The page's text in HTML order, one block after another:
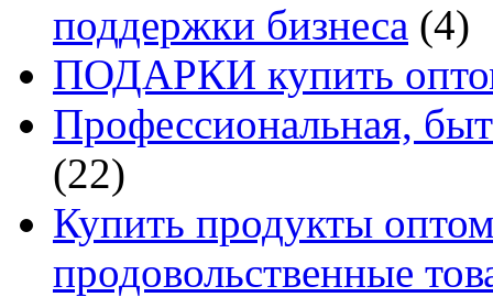
поддержки бизнеса (4)
ПОДАРКИ купить
Профессиональная,
(22)
Купить продукты
продовольственные